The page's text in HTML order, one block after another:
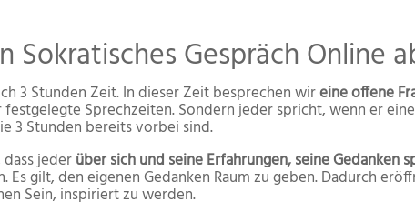
Sokratisches Gespräch Online
3 Stunden Zeit. In dieser Zeit besprechen wireine offene
Sprechzeiten. Sondern jeder spricht, wenn er
3 Stunden bereits vorbei sind.
jederüber sich und seine Erfahrungen, seine Gedanken
Es gilt, den eigenen Gedanken Raum zu geben. Dadurch
Sein, inspiriert zu werden.